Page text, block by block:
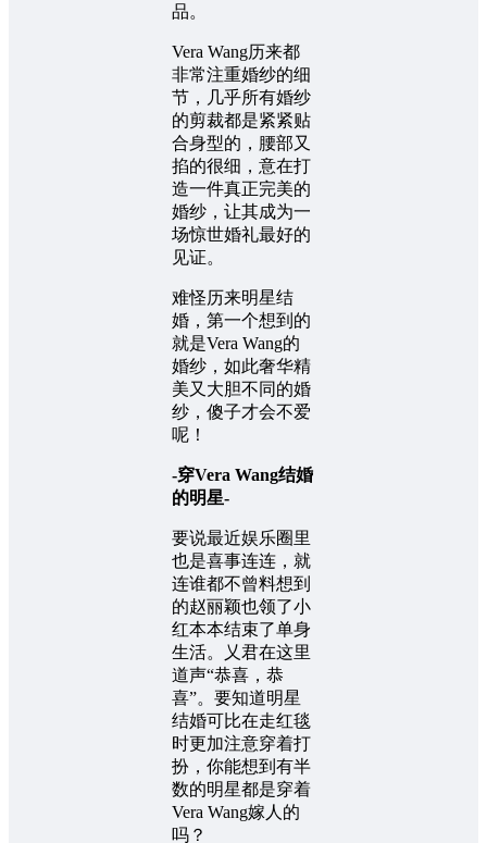
品。
Vera Wang历来都
非常注重婚纱的细
节，几乎所有婚纱
的剪裁都是紧紧贴
合身型的，腰部又
掐的很细，意在打
造一件真正完美的
婚纱，让其成为一
场惊世婚礼最好的
见证。
难怪历来明星结
婚，第一个想到的
就是Vera Wang的
婚纱，如此奢华精
美又大胆不同的婚
纱，傻子才会不爱
呢！
-穿Vera Wang结婚
的明星-
要说最近娱乐圈里
也是喜事连连，就
连谁都不曾料想到
的赵丽颖也领了小
红本本结束了单身
生活。乂君在这里
道声“恭喜，恭
喜”。要知道明星
结婚可比在走红毯
时更加注意穿着打
扮，你能想到有半
数的明星都是穿着
Vera Wang嫁人的
吗？